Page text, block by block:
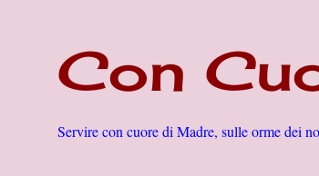
Con
Servire con cuore di Madre, sulle orme dei